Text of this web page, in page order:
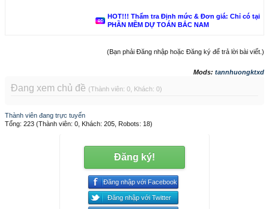
HOT!!! Thẩm tra Định mức & Đơn giá: Chỉ có tại
PHẦN MỀM DỰ TOÁN BẮC NAM
(Bạn phải Đăng nhập hoặc Đăng ký để trả lời bài viết.)
Mods: tannhuongktxd
Đang xem chủ đề (Thành viên: 0, Khách: 0)
Thành viên đang trực tuyến
Tổng: 223 (Thành viên: 0, Khách: 205, Robots: 18)
Đăng ký!
Đăng nhập với Facebook
Đăng nhập với Twitter